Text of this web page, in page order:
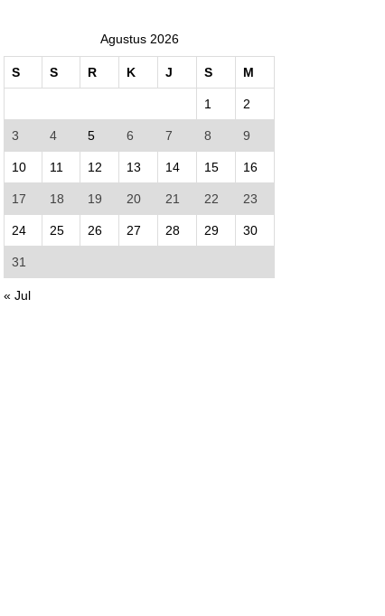
Agustus 2026
S S R K J S M
1 2
3 4 5 6 7 8 9
10 11 12 13 14 15 16
17 18 19 20 21 22 23
24 25 26 27 28 29 30
31
« Jul